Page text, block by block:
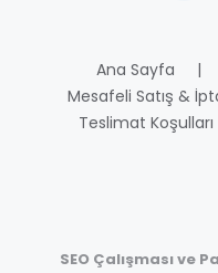
Ana Sayfa
Mesafeli Satış &
Teslimat Koşulları
SEO Çalışması ve